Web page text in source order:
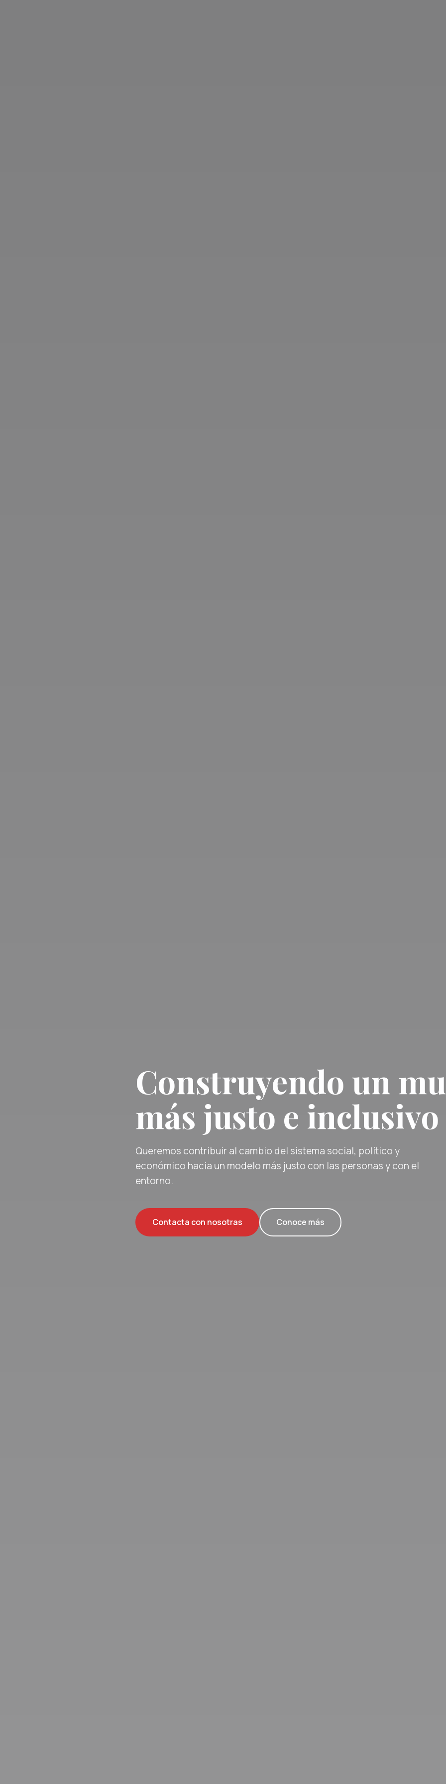
Construyendo un
más justo e inclusivo
Queremos contribuir al cambio del sistema social, político y
económico hacia un modelo más justo con las personas y con el
entorno.
Contacta con nosotras Conoce más